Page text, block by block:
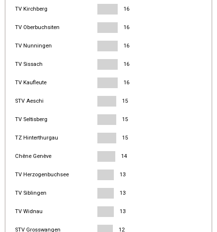
TV Kirchberg 16
TV Oberbuchsiten 16
TV Nunningen 16
TV Sissach 16
TV Kaufleute 16
STV Aeschi 15
TV Seltisberg 15
TZ Hinterthurgau 15
Chêne Genève 14
TV Herzogenbuchsee 13
TV Siblingen 13
TV Widnau 13
STV Grosswangen 12